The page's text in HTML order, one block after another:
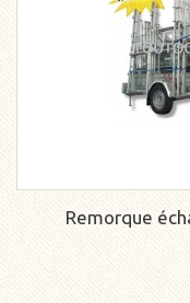
Remorque